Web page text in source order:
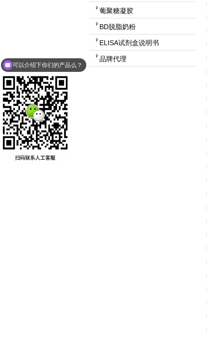
葡聚糖凝胶
BD脱脂奶粉
ELISA试剂盒说明书
品牌代理
可以介绍下你们的产品么？